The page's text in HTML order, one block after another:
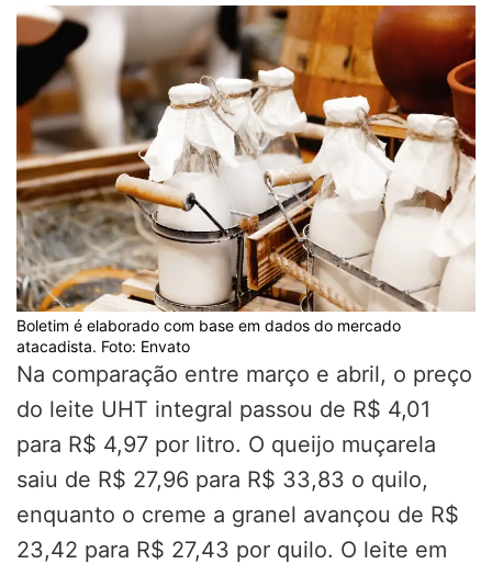
Boletim é elaborado com base em dados do mercado
atacadista. Foto: Envato
Na comparação entre março e abril, o preço
do leite UHT integral passou de R$ 4,01
para R$ 4,97 por litro. O queijo muçarela
saiu de R$ 27,96 para R$ 33,83 o quilo,
enquanto o creme a granel avançou de R$
23,42 para R$ 27,43 por quilo. O leite em